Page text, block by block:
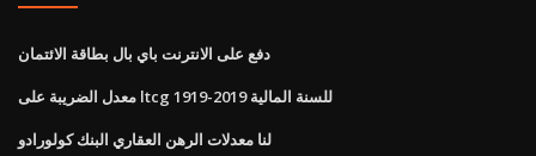
دفع على الانترنت باي بال بطاقة الائتمان
معدل الضريبة على ltcg للسنة المالية 2019-1919
لنا معدلات الرهن العقاري البنك كولورادو